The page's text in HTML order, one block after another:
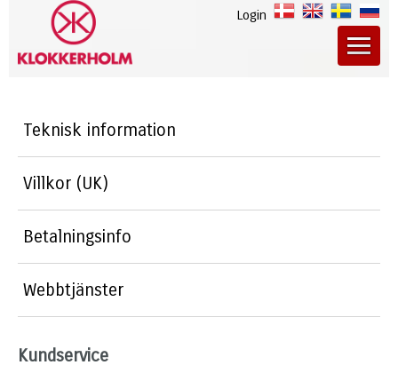
Login
Teknisk information
Villkor (UK)
Betalningsinfo
Webbtjänster
Kundservice